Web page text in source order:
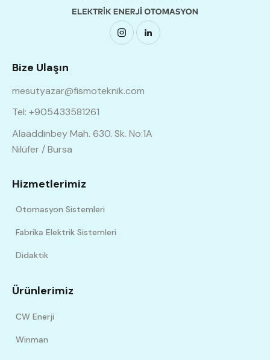
Bize Ulaşın
mesutyazar@fismoteknik.com
Tel: +905433581261
Alaaddinbey Mah. 630. Sk. No:1A
Nilüfer / Bursa
Hizmetlerimiz
Otomasyon Sistemleri
Fabrika Elektrik Sistemleri
Didaktik
Ürünlerimiz
CW Enerji
Winman